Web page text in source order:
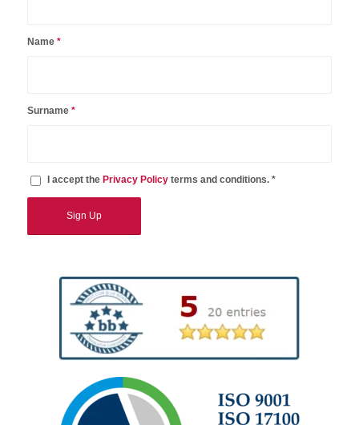
Name *
Surname *
I accept the Privacy Policyterms and conditions. *